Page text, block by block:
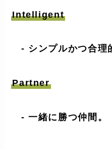
Intelligent
- シンプルかつ合理
Partner
- 一緒に勝つ仲間。